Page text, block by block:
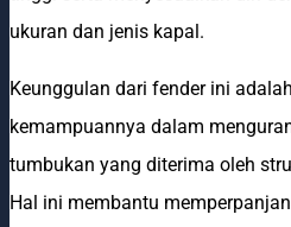
ukuran dan jenis kapal.
Keunggulan dari fender ini adalah
kemampuannya dalam
tumbukan yang diterima oleh
Hal ini membantu